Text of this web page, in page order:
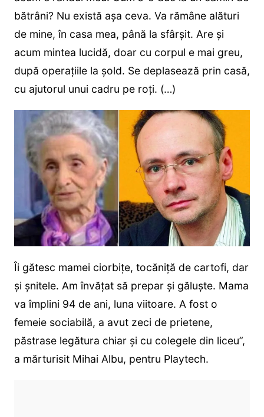
bătrâni? Nu există așa ceva. Va rămâne alături
de mine, în casa mea, până la sfârșit. Are și
acum mintea lucidă, doar cu corpul e mai greu,
după operațiile la șold. Se deplasează prin casă,
cu ajutorul unui cadru pe roți. (…)
Îi gătesc mamei ciorbițe, tocăniță de cartofi, dar
și șnitele. Am învățat să prepar și găluște. Mama
va împlini 94 de ani, luna viitoare. A fost o
femeie sociabilă, a avut zeci de prietene,
păstrase legătura chiar și cu colegele din liceu”,
a mărturisit Mihai Albu, pentru Playtech.